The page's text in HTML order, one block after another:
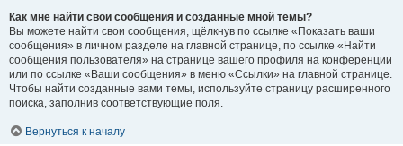
Как мне найти свои сообщения и созданные мной темы?
Вы можете найти свои сообщения, щёлкнув по ссылке «Показать ваши
сообщения» в личном разделе на главной странице, по ссылке «Найти
сообщения пользователя» на странице вашего профиля на конференции
или по ссылке «Ваши сообщения» в меню «Ссылки» на главной странице.
Чтобы найти созданные вами темы, используйте страницу расширенного
поиска, заполнив соответствующие поля.
Вернуться к началу